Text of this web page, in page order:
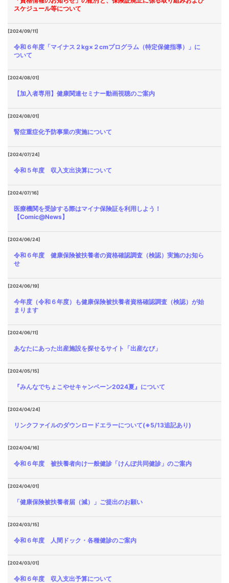
スケジュール等について
[2024/09/11]
令和６年度「マイナス２kg×２cmプログラム（特定保健指導）」に
ついて
[2024/08/01]
【加入者専用】健康関連セミナー動画視聴のご案内
[2024/08/01]
腎症重症化予防事業の実施について
[2024/07/24]
令和５年度 収入支出決算について
[2024/07/16]
医療機関を受診する際はマイナ保険証を利用しよう！
【Comic@News】
[2024/06/24]
令和６年度 健康保険被扶養者の資格確認調査（検認）実施のお知ら
せ
[2024/06/19]
今年度（令和６年度）も健康保険被扶養者資格確認調査（検認）が始
まります
[2024/06/11]
あなたにあった出産施設を探せるサイト「出産なび」
[2024/05/15]
『みんなでちょこやせキャンペーン2024夏』について
[2024/04/24]
リンクファイルのダウンロードエラーについて(※5/13追記あり)
[2024/04/16]
令和６年度 被扶養者向け一般健診「けんぽ共同健診」のご案内
[2024/04/01]
「健康保険被扶養者届（減）」ご提出のお願い
[2024/03/15]
令和６年度 人間ドック・各種健診のご案内
[2024/03/01]
令和６年度 収入支出予算について